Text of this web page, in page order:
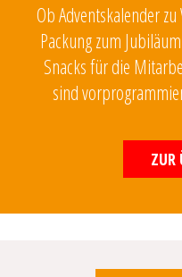
Ob Adventskalender
Packung zum
Snacks für die
sind
ZUR